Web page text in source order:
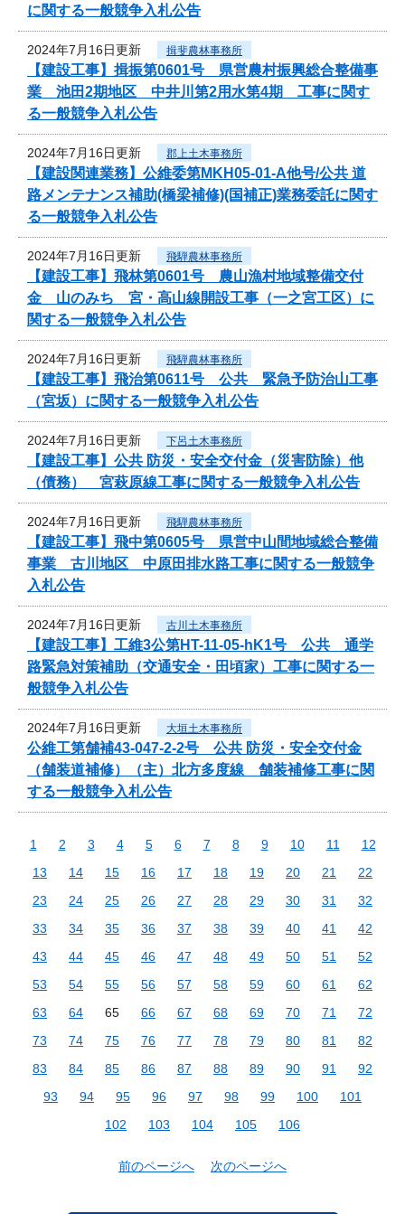
に関する一般競争入札公告
2024年7月16日更新 揖斐農林事務所
【建設工事】揖振第0601号 県営農村振興総合整備事
業 池田2期地区 中井川第2用水第4期 工事に関す
る一般競争入札公告
2024年7月16日更新 郡上土木事務所
【建設関連業務】公維委第MKH05-01-A他号/公共 道
路メンテナンス補助(橋梁補修)(国補正)業務委託に関す
る一般競争入札公告
2024年7月16日更新 飛騨農林事務所
【建設工事】飛林第0601号 農山漁村地域整備交付
金 山のみち 宮・高山線開設工事（一之宮工区）に
関する一般競争入札公告
2024年7月16日更新 飛騨農林事務所
【建設工事】飛治第0611号 公共 緊急予防治山工事
（宮坂）に関する一般競争入札公告
2024年7月16日更新 下呂土木事務所
【建設工事】公共 防災・安全交付金（災害防除）他
（債務） 宮萩原線工事に関する一般競争入札公告
2024年7月16日更新 飛騨農林事務所
【建設工事】飛中第0605号 県営中山間地域総合整備
事業 古川地区 中原田排水路工事に関する一般競争
入札公告
2024年7月16日更新 古川土木事務所
【建設工事】工維3公第HT-11-05-hK1号 公共 通学
路緊急対策補助（交通安全・田頃家）工事に関する一
般競争入札公告
2024年7月16日更新 大垣土木事務所
公維工第舗補43-047-2-2号 公共 防災・安全交付金
（舗装道補修）（主）北方多度線 舗装補修工事に関
する一般競争入札公告
1 2 3 4 5 6 7 8 9 10 11
12
13
14 15 16 17 18 19 20 21
22
23
24 25 26 27 28 29 30 31
32
33
34 35 36 37 38 39 40 41
42
43
44 45 46 47 48 49 50 51
52
53
54 55 56 57 58 59 60 61
62
63
64 65 66 67 68 69 70 71
72
73
74 75 76 77 78 79 80 81
82
83
84 85 86 87 88 89 90 91
92
93
94 95 96 97 98 99 100
101
102
103 104 105 106
前のページへ 次のページへ